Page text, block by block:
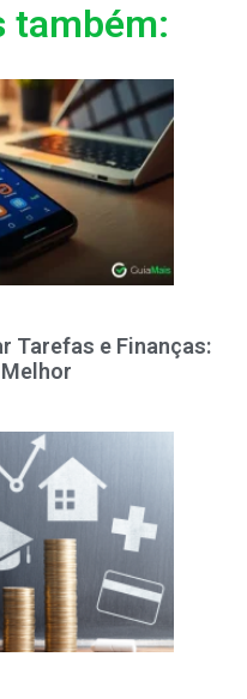
também:
Tarefas e Finanças: